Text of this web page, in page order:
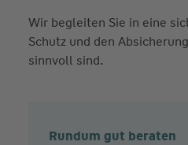
Wir begleiten Sie in eine
Schutz und den
sinnvoll sind.
Rundum gut beraten